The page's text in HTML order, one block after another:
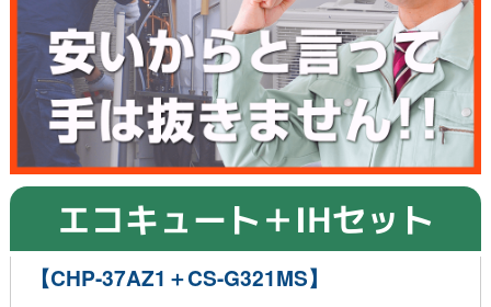
エコキュート＋IHセット
【CHP-37AZ1＋CS-G321MS】